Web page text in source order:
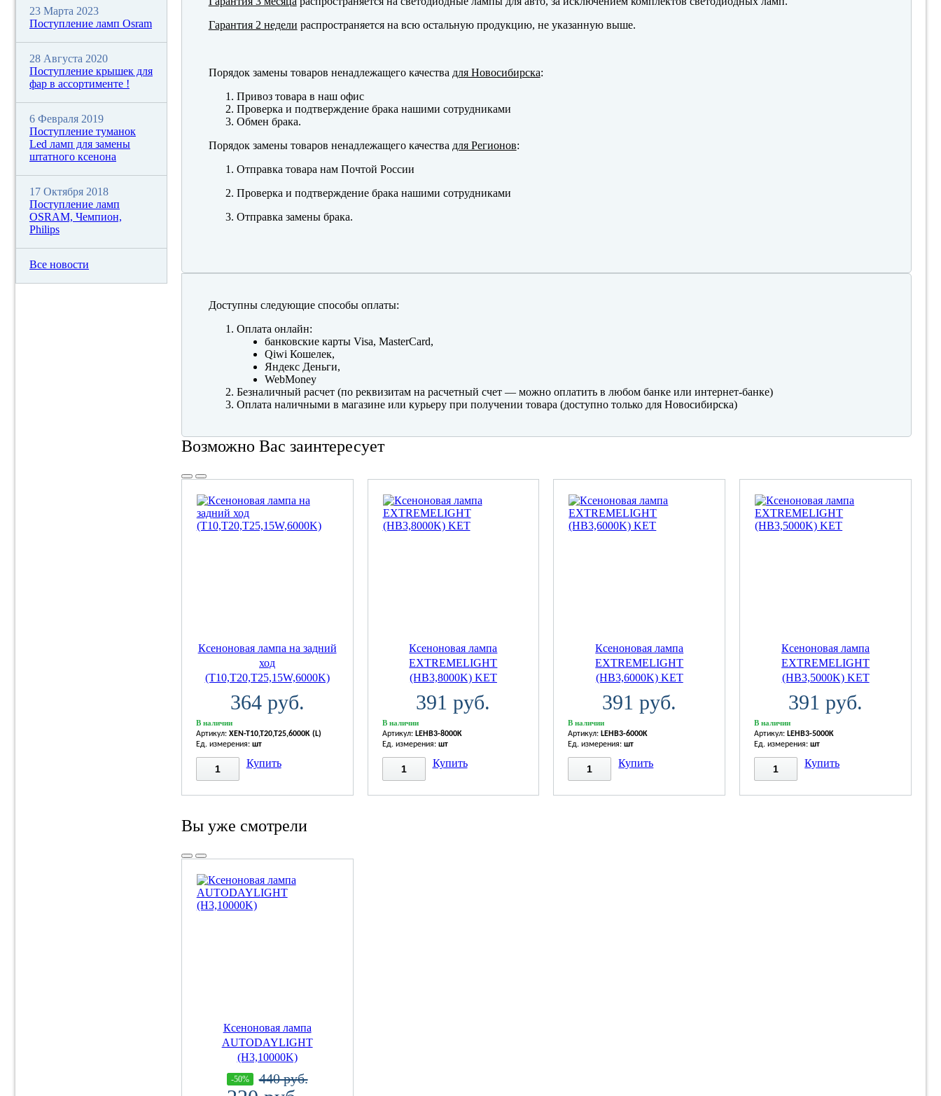
Гарантия 2 недели распространяется на всю остальную продукцию, не указанную выше.
Порядок замены товаров ненадлежащего качества для Новосибирска:
Привоз товара в наш офис
Проверка и подтверждение брака нашими сотрудниками
Обмен брака.
Порядок замены товаров ненадлежащего качества для Регионов:
Отправка товара нам Почтой России
Проверка и подтверждение брака нашими сотрудниками
Отправка замены брака.
Доступны следующие способы оплаты:
Оплата онлайн:
банковские карты Visa, MasterCard,
Qiwi Кошелек,
Яндекс Деньги,
WebMoney
Безналичный расчет (по реквизитам на расчетный счет — можно оплатить в любом банке или интернет-банке)
Оплата наличными в магазине или курьеру при получении товара (доступно только для Новосибирска)
Возможно Вас заинтересует
Ксеноновая лампа на задний
ход
(T10,T20,T25,15W,6000K)
364 руб.
В наличии
Артикул: XEN-T10,T20,T25,6000K (L)
Ед. измерения: шт
Купить
Ксеноновая лампа
EXTREMELIGHT
(HB3,8000K) KET
391 руб.
В наличии
Артикул: LEHB3-8000K
Ед. измерения: шт
Купить
Ксеноновая лампа
EXTREMELIGHT
(HB3,6000K) KET
391 руб.
В наличии
Артикул: LEHB3-6000K
Ед. измерения:шт
Купить
Ксеноновая лампа
EXTREMELIGHT
(HB3,5000K) KET
391 руб.
В наличии
Артикул: LEHB3-5000K
Ед. измерения:шт
Купить
Вы уже смотрели
Ксеноновая лампа
AUTODAYLIGHT
(H3,10000K)
-50% 440 руб.
23 Марта 2023
Поступление ламп Osram
28 Августа 2020
Поступление крышек для
фар в ассортименте !
6 Февраля 2019
Поступление туманок
Led ламп для замены
штатного ксенона
17 Октября 2018
Поступление ламп
OSRAM, Чемпион,
Philips
Все новости